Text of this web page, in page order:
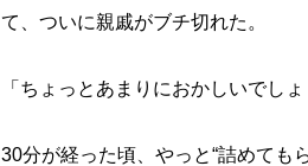
て、ついに親戚がブチ切れた。
「ちょっとあまりにおかしいでし
30分が経った頃、やっと“詰めても